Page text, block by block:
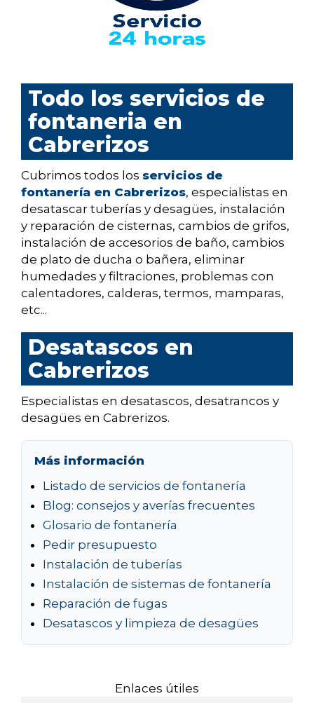
Todo los servicios de
fontaneria en
Cabrerizos
Cubrimos todos los servicios de
fontanería en Cabrerizos, especialistas en
desatascar tuberías y desagües, instalación
y reparación de cisternas, cambios de grifos,
instalación de accesorios de baño, cambios
de plato de ducha o bañera, eliminar
humedades y filtraciones, problemas con
calentadores, calderas, termos, mamparas,
etc...
Desatascos en
Cabrerizos
Especialistas en desatascos, desatrancos y
desagües en Cabrerizos.
Más información
Listado de servicios de fontanería
Blog: consejos y averías frecuentes
Glosario de fontanería
Pedir presupuesto
Instalación de tuberías
Instalación de sistemas de fontanería
Reparación de fugas
Desatascos y limpieza de desagües
Enlaces útiles